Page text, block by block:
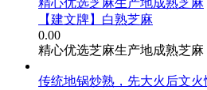
精心优选芝麻生产地成熟芝麻
【建文牌】白熟芝麻
0.00
精心优选芝麻生产地成熟芝麻
传统地锅炒熟，先大火后文